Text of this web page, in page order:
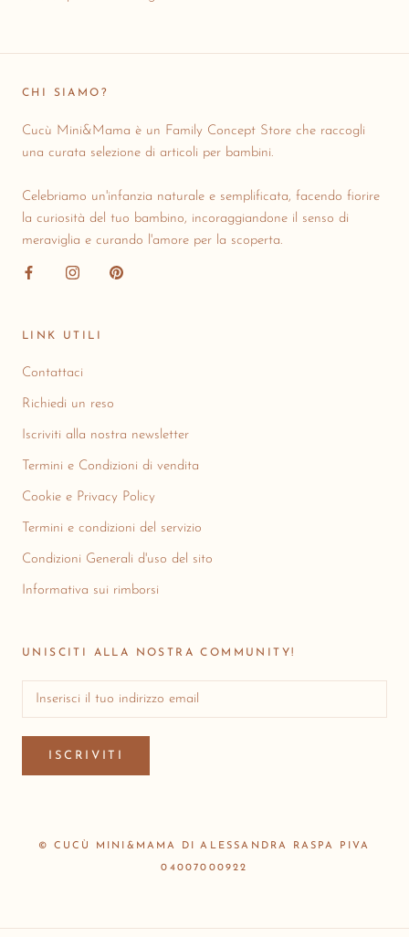
CHI SIAMO?
Cucù Mini&Mama è un Family Concept Store che raccogli
una curata selezione di articoli per bambini.
Celebriamo un'infanzia naturale e semplificata, facendo fiorire
la curiosità del tuo bambino, incoraggiandone il senso di
meraviglia e curando l'amore per la scoperta.
LINK UTILI
Contattaci
Richiedi un reso
Iscriviti alla nostra newsletter
Termini e Condizioni di vendita
Cookie e Privacy Policy
Termini e condizioni del servizio
Condizioni Generali d'uso del sito
Informativa sui rimborsi
UNISCITI ALLA NOSTRA COMMUNITY!
ISCRIVITI
© CUCÙ MINI&MAMA DI ALESSANDRA RASPA PIVA
04007000922